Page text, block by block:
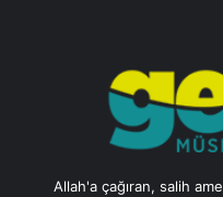
Allah'a çağıran, salih